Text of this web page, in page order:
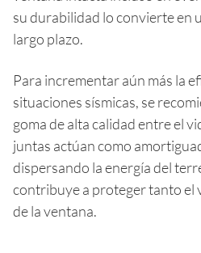
su durabilidad lo convierte en
largo plazo.
Para incrementar aún más la
situaciones sísmicas, se
goma de alta calidad entre el
juntas actúan como
dispersando la energía del
contribuye a proteger tanto el
de la ventana.